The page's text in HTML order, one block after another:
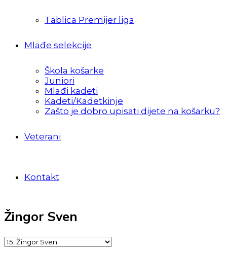
Tablica Premijer liga
Mlađe selekcije
Škola košarke
Juniori
Mlađi kadeti
Kadeti/Kadetkinje
Zašto je dobro upisati dijete na košarku?
Veterani
Kontakt
Žingor Sven